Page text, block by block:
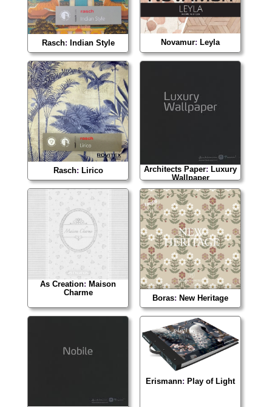
Rasch: Indian Style Novamur: Leyla
Rasch: Lirico Architects Paper: Luxury
Wallpaper
As Creation: Maison
Charme
Boras: New Heritage
Erismann: Play of Light